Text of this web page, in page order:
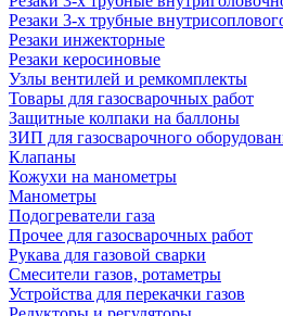
Резаки 3-х трубные
Резаки инжекторные
Резаки керосиновые
Узлы вентилей и ремкомплекты
Товары для газосварочных работ
Защитные колпаки на баллоны
ЗИП для газосварочного
Клапаны
Кожухи на манометры
Манометры
Подогреватели газа
Прочее для газосварочных работ
Рукава для газовой сварки
Смесители газов, ротаметры
Устройства для перекачки газов